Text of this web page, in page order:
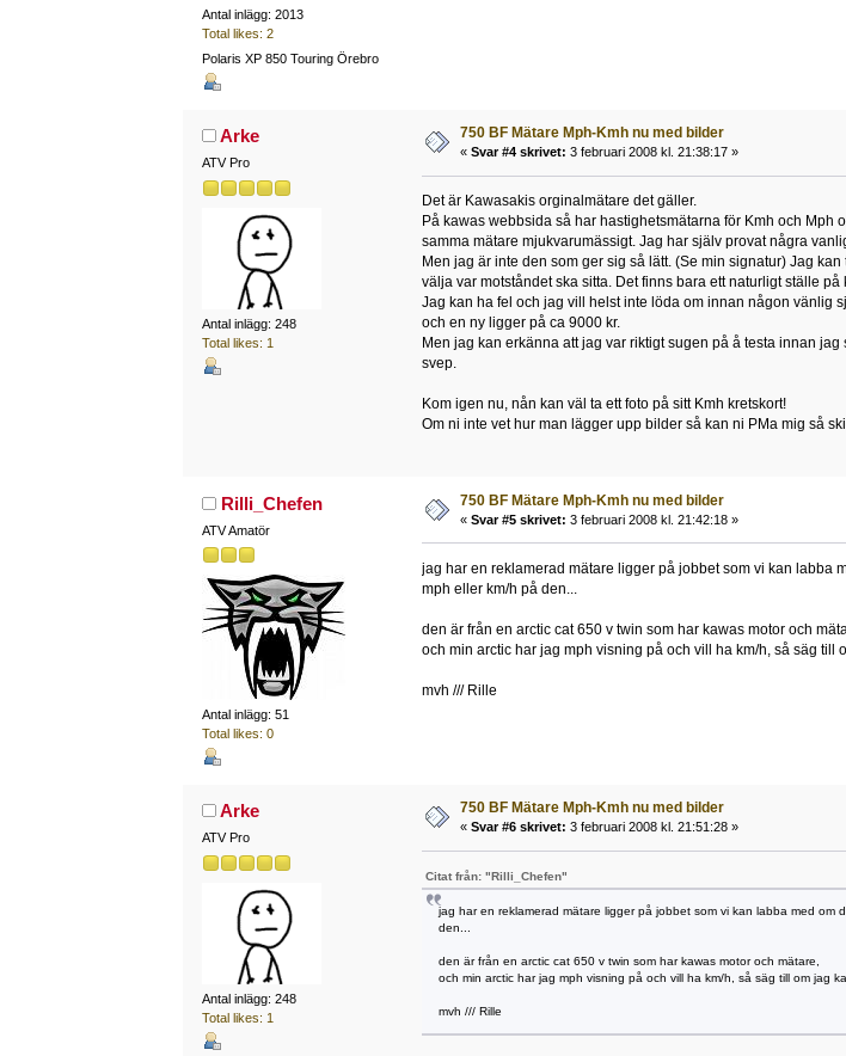
Antal inlägg: 2013
Total likes: 2
Polaris XP 850 Touring Örebro
Arke
ATV Pro
Antal inlägg: 248
Total likes: 1
750 BF Mätare Mph-Kmh nu med bilder
« Svar #4 skrivet: 3 februari 2008 kl. 21:38:17 »
Det är Kawasakis orginalmätare det gäller.
På kawas webbsida så har hastighetsmätarna för Kmh och Mph
samma mätare mjukvarumässigt. Jag har själv provat några
Men jag är inte den som ger sig så lätt. (Se min signatur) Jag
välja var motståndet ska sitta. Det finns bara ett naturligt ställe på
Jag kan ha fel och jag vill helst inte löda om innan någon vänlig
och en ny ligger på ca 9000 kr.
Men jag kan erkänna att jag var riktigt sugen på å testa innan
svep.
Kom igen nu, nån kan väl ta ett foto på sitt Kmh kretskort!
Om ni inte vet hur man lägger upp bilder så kan ni PMa mig så
Rilli_Chefen
ATV Amatör
Antal inlägg: 51
Total likes: 0
750 BF Mätare Mph-Kmh nu med bilder
« Svar #5 skrivet: 3 februari 2008 kl. 21:42:18 »
jag har en reklamerad mätare ligger på jobbet som vi kan labba
mph eller km/h på den...
den är från en arctic cat 650 v twin som har kawas motor och
och min arctic har jag mph visning på och vill ha km/h, så säg till
mvh /// Rille
Arke
ATV Pro
Antal inlägg: 248
Total likes: 1
750 BF Mätare Mph-Kmh nu med bilder
« Svar #6 skrivet: 3 februari 2008 kl. 21:51:28 »
Citat från: "Rilli_Chefen"
jag har en reklamerad mätare ligger på jobbet som vi kan labba med
den...
den är från en arctic cat 650 v twin som har kawas motor och mätare,
och min arctic har jag mph visning på och vill ha km/h, så säg till om jag
mvh /// Rille